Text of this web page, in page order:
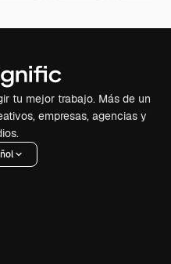
tu mejor trabajo. Más de un
empresas, agencias y